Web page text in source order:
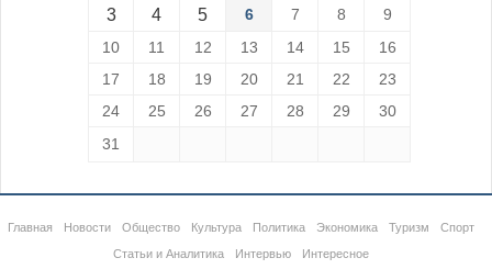
3 4 5 6 7 8
9
10
11 12 13 14 15
16
17
18 19 20 21 22
23
24
25 26 27 28 29
30
31
Главная Новости Общество Культура Политика Экономика Туризм
Спорт
Статьи и Аналитика
Интервью Интересное